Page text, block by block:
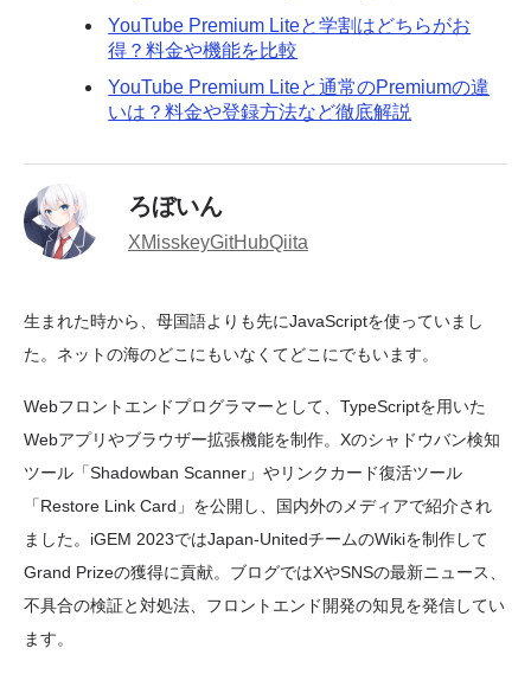
YouTube Premium Liteと学割はどちらがお
得？料金や機能を比較
YouTube Premium Liteと通常のPremiumの違
いは？料金や登録方法など徹底解説
ろぼいん
XMisskeyGitHubQiita
生まれた時から、母国語よりも先にJavaScriptを使っていまし
た。ネットの海のどこにもいなくてどこにでもいます。
Webフロントエンドプログラマーとして、TypeScriptを用いた
Webアプリやブラウザー拡張機能を制作。Xのシャドウバン検知
ツール「Shadowban Scanner」やリンクカード復活ツール
「Restore Link Card」を公開し、国内外のメディアで紹介され
ました。iGEM 2023ではJapan-UnitedチームのWikiを制作して
Grand Prizeの獲得に貢献。ブログではXやSNSの最新ニュース、
不具合の検証と対処法、フロントエンド開発の知見を発信してい
ます。